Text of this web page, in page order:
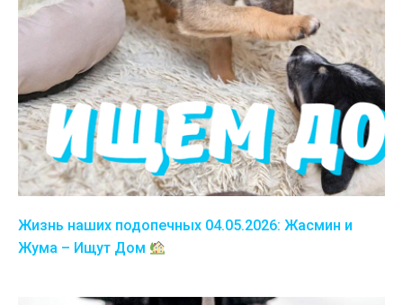
Жизнь наших подопечных 04.05.2026: Жасмин и
Жума – Ищут Дом